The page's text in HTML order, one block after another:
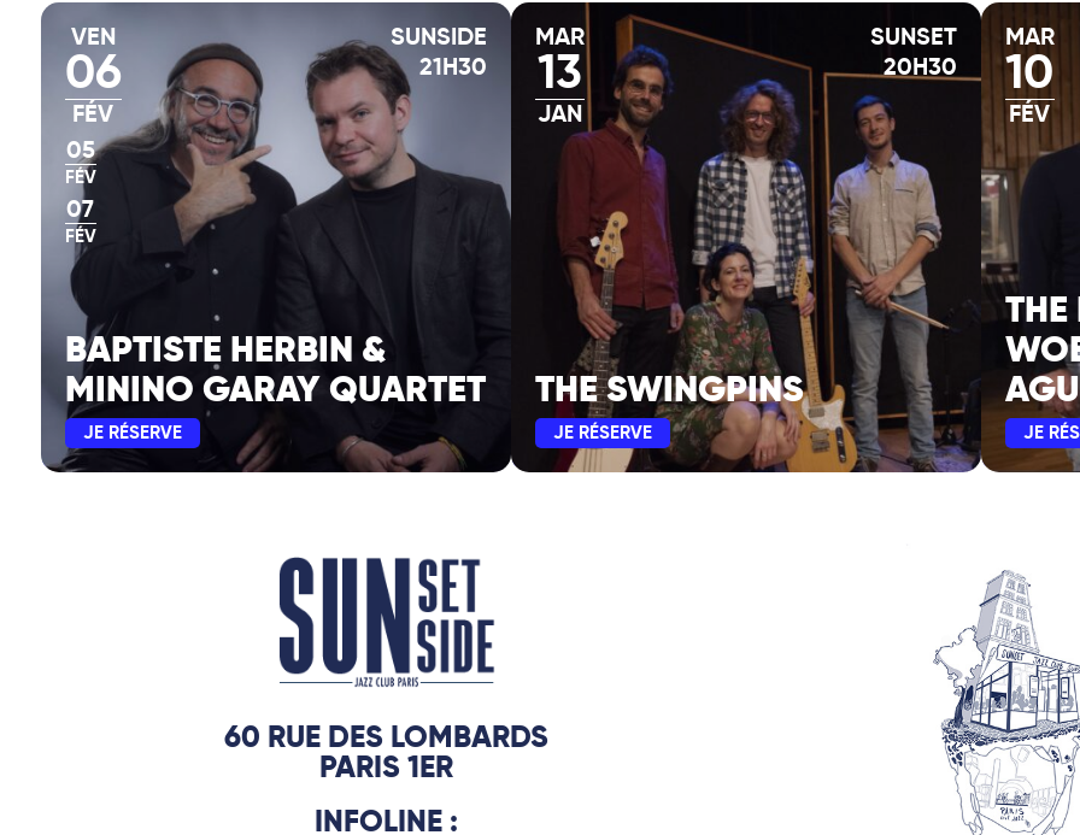
VEN
06
FÉV
05
FÉV
07
FÉV
SUNSIDE
21H30
BAPTISTE HERBIN &
MININO GARAY QUARTET
JE RÉSERVE
MAR
13
JAN
SUNSET
20H30
THE SWINGPINS
JE RÉSERVE
MAR
10
FÉV
THE
JE
60 RUE DES LOMBARDS
PARIS 1ER
INFOLINE :